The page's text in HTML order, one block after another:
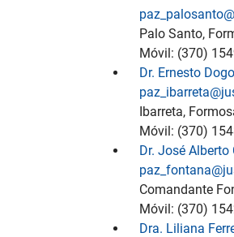
Palo Santo,
Móvil: (370)
Dr. Ernesto
Ibarreta,
Móvil: (370)
Dr. José
Comandante
Móvil: (370)
Dra. Liliana